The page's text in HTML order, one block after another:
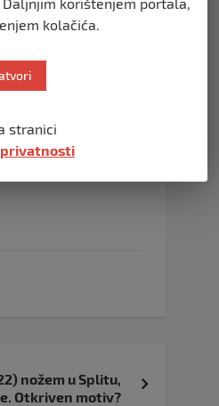
trenutku najstariji
podlegao. Po
žičanu pregradu u
Nisam vidio da
napali jadnog
nožem u Splitu,
Otkriven motiv?
kolačića.
stranici